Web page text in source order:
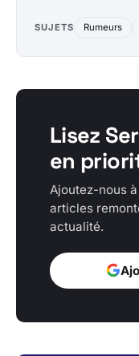
SUJETS Rumeurs
Lisez
en
Ajoutez-nous
articles
actualité.